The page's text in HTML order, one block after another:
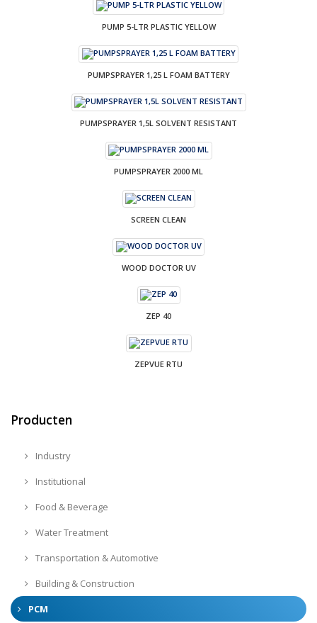
PUMP 5-LTR PLASTIC YELLOW
PUMPSPRAYER 1,25 L FOAM BATTERY
PUMPSPRAYER 1,5L SOLVENT RESISTANT
PUMPSPRAYER 2000 ML
SCREEN CLEAN
WOOD DOCTOR UV
ZEP 40
ZEPVUE RTU
Producten
Industry
Institutional
Food & Beverage
Water Treatment
Transportation & Automotive
Building & Construction
PCM